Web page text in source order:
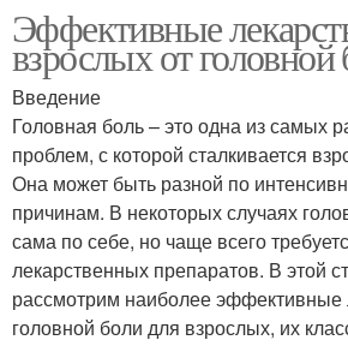
Эффективные
взрослых от головной
Введение
Головная боль – это одна из самых
проблем, с которой сталкивается
Она может быть разной по
причинам. В некоторых случаях
сама по себе, но чаще всего
лекарственных препаратов. В этой
рассмотрим наиболее эффективные
головной боли для взрослых, их